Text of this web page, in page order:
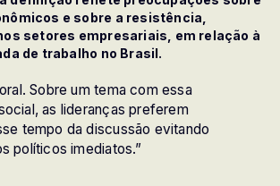
e sobre a resistência,
setores empresariais, em relação à
de trabalho no Brasil.
Sobre um tema com essa
as lideranças preferem
tempo da discussão evitando
políticos imediatos.”